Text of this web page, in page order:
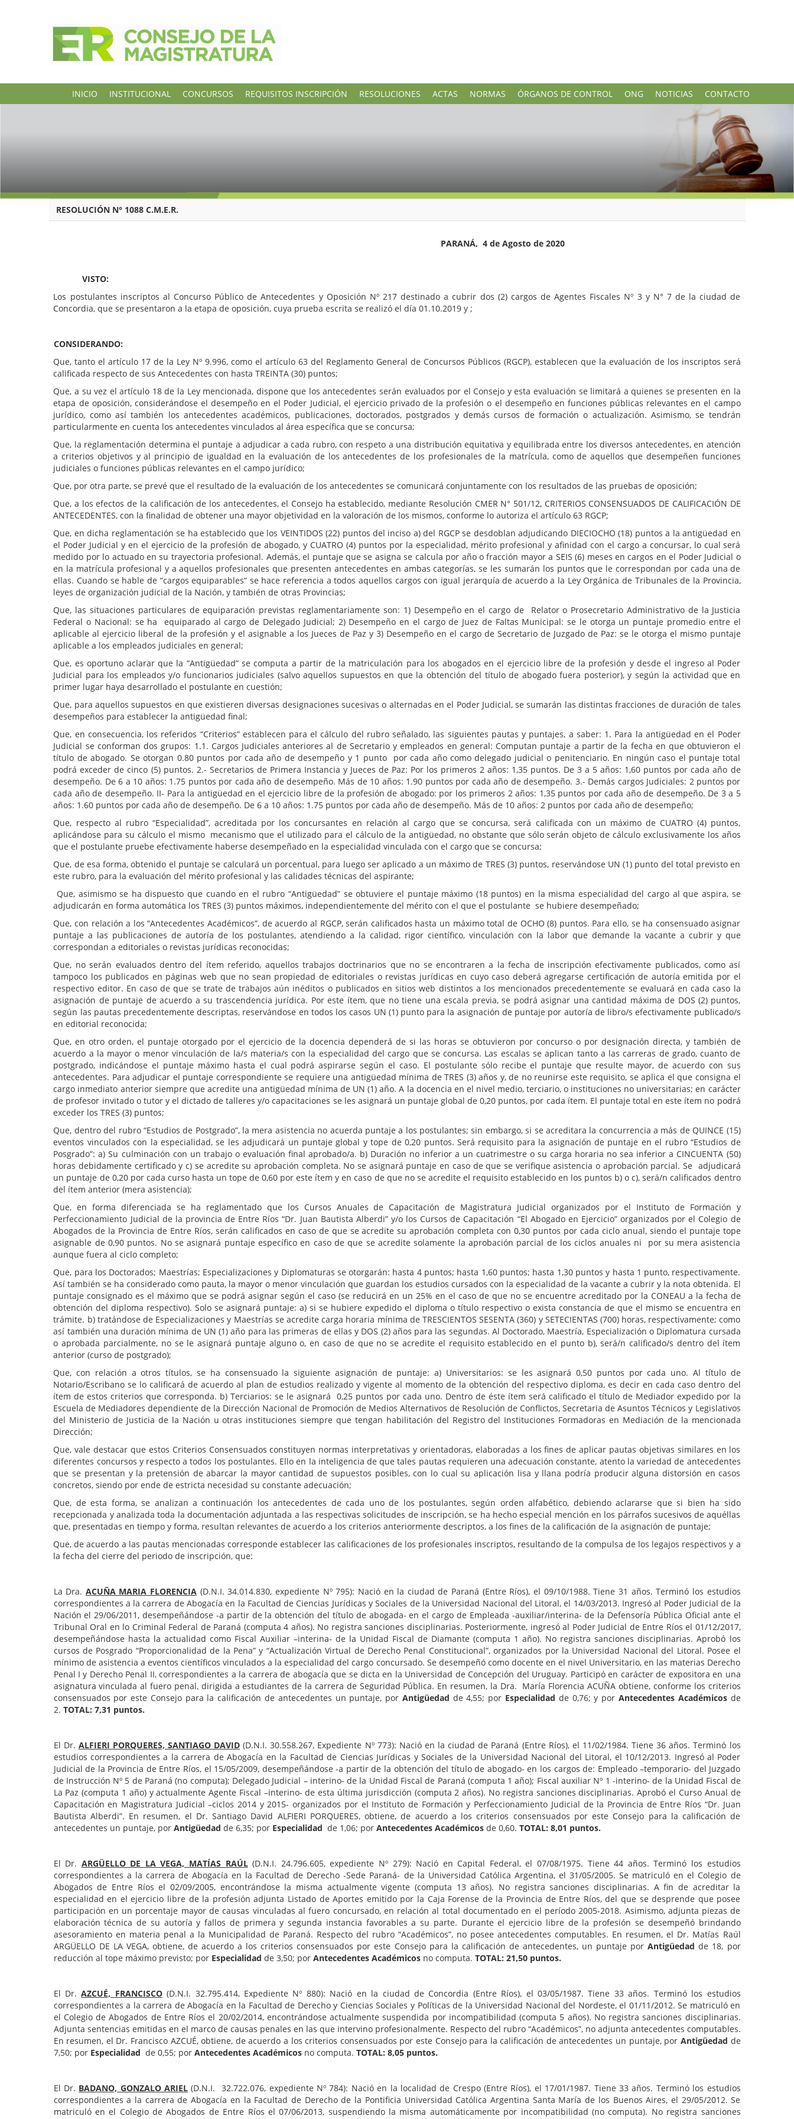
INICIO INSTITUCIONAL CONCURSOS REQUISITOS INSCRIPCIÓN RESOLUCIONES ACTAS NORMAS ÓRGANOS DE CONTROL ONG NOTICIAS CONTACTO
RESOLUCIÓN N° 1088 C.M.E.R.
PARANÁ, 4 de Agosto de 2020
VISTO:
Los postulantes inscriptos al Concurso Público de Antecedentes y Oposición Nº 217 destinado a cubrir dos (2) cargos de Agentes Fiscales Nº 3 y N° 7 de la ciudad de
Concordia, que se presentaron a la etapa de oposición, cuya prueba escrita se realizó el día 01.10.2019 y ;
CONSIDERANDO:
Que, tanto el artículo 17 de la Ley Nº 9.996, como el artículo 63 del Reglamento General de Concursos Públicos (RGCP), establecen que la evaluación de los inscriptos será
calificada respecto de sus Antecedentes con hasta TREINTA (30) puntos;
Que, a su vez el artículo 18 de la Ley mencionada, dispone que los antecedentes serán evaluados por el Consejo y esta evaluación se limitará a quienes se presenten en la
etapa de oposición, considerándose el desempeño en el Poder Judicial, el ejercicio privado de la profesión o el desempeño en funciones públicas relevantes en el campo
jurídico, como así también los antecedentes académicos, publicaciones, doctorados, postgrados y demás cursos de formación o actualización. Asimismo, se tendrán
particularmente en cuenta los antecedentes vinculados al área específica que se concursa;
Que, la reglamentación determina el puntaje a adjudicar a cada rubro, con respeto a una distribución equitativa y equilibrada entre los diversos antecedentes, en atención
a criterios objetivos y al principio de igualdad en la evaluación de los antecedentes de los profesionales de la matrícula, como de aquellos que desempeñen funciones
judiciales o funciones públicas relevantes en el campo jurídico;
Que, por otra parte, se prevé que el resultado de la evaluación de los antecedentes se comunicará conjuntamente con los resultados de las pruebas de oposición;
Que, a los efectos de la calificación de los antecedentes, el Consejo ha establecido, mediante Resolución CMER N° 501/12, CRITERIOS CONSENSUADOS DE CALIFICACIÓN DE
ANTECEDENTES, con la finalidad de obtener una mayor objetividad en la valoración de los mismos, conforme lo autoriza el artículo 63 RGCP;
Que, en dicha reglamentación se ha establecido que los VEINTIDOS (22) puntos del inciso a) del RGCP se desdoblan adjudicando DIECIOCHO (18) puntos a la antigüedad en
el Poder Judicial y en el ejercicio de la profesión de abogado, y CUATRO (4) puntos por la especialidad, mérito profesional y afinidad con el cargo a concursar, lo cual será
medido por lo actuado en su trayectoria profesional. Además, el puntaje que se asigna se calcula por año o fracción mayor a SEIS (6) meses en cargos en el Poder Judicial o
en la matrícula profesional y a aquellos profesionales que presenten antecedentes en ambas categorías, se les sumarán los puntos que le correspondan por cada una de
ellas. Cuando se hable de “cargos equiparables” se hace referencia a todos aquellos cargos con igual jerarquía de acuerdo a la Ley Orgánica de Tribunales de la Provincia,
leyes de organización judicial de la Nación, y también de otras Provincias;
Que, las situaciones particulares de equiparación previstas reglamentariamente son: 1) Desempeño en el cargo de Relator o Prosecretario Administrativo de la Justicia
Federal o Nacional: se ha equiparado al cargo de Delegado Judicial; 2) Desempeño en el cargo de Juez de Faltas Municipal: se le otorga un puntaje promedio entre el
aplicable al ejercicio liberal de la profesión y el asignable a los Jueces de Paz y 3) Desempeño en el cargo de Secretario de Juzgado de Paz: se le otorga el mismo puntaje
aplicable a los empleados judiciales en general;
Que, es oportuno aclarar que la “Antigüedad” se computa a partir de la matriculación para los abogados en el ejercicio libre de la profesión y desde el ingreso al Poder
Judicial para los empleados y/o funcionarios judiciales (salvo aquellos supuestos en que la obtención del título de abogado fuera posterior), y según la actividad que en
primer lugar haya desarrollado el postulante en cuestión;
Que, para aquellos supuestos en que existieren diversas designaciones sucesivas o alternadas en el Poder Judicial, se sumarán las distintas fracciones de duración de tales
desempeños para establecer la antigüedad final;
Que, en consecuencia, los referidos “Criterios” establecen para el cálculo del rubro señalado, las siguientes pautas y puntajes, a saber: 1. Para la antigüedad en el Poder
Judicial se conforman dos grupos: 1.1. Cargos Judiciales anteriores al de Secretario y empleados en general: Computan puntaje a partir de la fecha en que obtuvieron el
título de abogado. Se otorgan 0.80 puntos por cada año de desempeño y 1 punto por cada año como delegado judicial o penitenciario. En ningún caso el puntaje total
podrá exceder de cinco (5) puntos. 2.- Secretarios de Primera Instancia y Jueces de Paz: Por los primeros 2 años: 1,35 puntos. De 3 a 5 años: 1,60 puntos por cada año de
desempeño. De 6 a 10 años: 1.75 puntos por cada año de desempeño. Más de 10 años: 1.90 puntos por cada año de desempeño. 3.- Demás cargos Judiciales: 2 puntos por
cada año de desempeño. II- Para la antigüedad en el ejercicio libre de la profesión de abogado: por los primeros 2 años: 1,35 puntos por cada año de desempeño. De 3 a 5
años: 1.60 puntos por cada año de desempeño. De 6 a 10 años: 1.75 puntos por cada año de desempeño. Más de 10 años: 2 puntos por cada año de desempeño;
Que, respecto al rubro “Especialidad”, acreditada por los concursantes en relación al cargo que se concursa, será calificada con un máximo de CUATRO (4) puntos,
aplicándose para su cálculo el mismo mecanismo que el utilizado para el cálculo de la antigüedad, no obstante que sólo serán objeto de cálculo exclusivamente los años
que el postulante pruebe efectivamente haberse desempeñado en la especialidad vinculada con el cargo que se concursa;
Que, de esa forma, obtenido el puntaje se calculará un porcentual, para luego ser aplicado a un máximo de TRES (3) puntos, reservándose UN (1) punto del total previsto en
este rubro, para la evaluación del mérito profesional y las calidades técnicas del aspirante;
Que, asimismo se ha dispuesto que cuando en el rubro “Antigüedad” se obtuviere el puntaje máximo (18 puntos) en la misma especialidad del cargo al que aspira, se
adjudicarán en forma automática los TRES (3) puntos máximos, independientemente del mérito con el que el postulante se hubiere desempeñado;
Que, con relación a los “Antecedentes Académicos”, de acuerdo al RGCP, serán calificados hasta un máximo total de OCHO (8) puntos. Para ello, se ha consensuado asignar
puntaje a las publicaciones de autoría de los postulantes, atendiendo a la calidad, rigor científico, vinculación con la labor que demande la vacante a cubrir y que
correspondan a editoriales o revistas jurídicas reconocidas;
Que, no serán evaluados dentro del ítem referido, aquellos trabajos doctrinarios que no se encontraren a la fecha de inscripción efectivamente publicados, como así
tampoco los publicados en páginas web que no sean propiedad de editoriales o revistas jurídicas en cuyo caso deberá agregarse certificación de autoría emitida por el
respectivo editor. En caso de que se trate de trabajos aún inéditos o publicados en sitios web distintos a los mencionados precedentemente se evaluará en cada caso la
asignación de puntaje de acuerdo a su trascendencia jurídica. Por este ítem, que no tiene una escala previa, se podrá asignar una cantidad máxima de DOS (2) puntos,
según las pautas precedentemente descriptas, reservándose en todos los casos UN (1) punto para la asignación de puntaje por autoría de libro/s efectivamente publicado/s
en editorial reconocida;
Que, en otro orden, el puntaje otorgado por el ejercicio de la docencia dependerá de si las horas se obtuvieron por concurso o por designación directa, y también de
acuerdo a la mayor o menor vinculación de la/s materia/s con la especialidad del cargo que se concursa. Las escalas se aplican tanto a las carreras de grado, cuanto de
postgrado, indicándose el puntaje máximo hasta el cual podrá aspirarse según el caso. El postulante sólo recibe el puntaje que resulte mayor, de acuerdo con sus
antecedentes. Para adjudicar el puntaje correspondiente se requiere una antigüedad mínima de TRES (3) años y, de no reunirse este requisito, se aplica el que consigna el
cargo inmediato anterior siempre que acredite una antigüedad mínima de UN (1) año. A la docencia en el nivel medio, terciario, o instituciones no universitarias; en carácter
de profesor invitado o tutor y el dictado de talleres y/o capacitaciones se les asignará un puntaje global de 0,20 puntos, por cada ítem. El puntaje total en este ítem no podrá
exceder los TRES (3) puntos;
Que, dentro del rubro “Estudios de Postgrado”, la mera asistencia no acuerda puntaje a los postulantes; sin embargo, si se acreditara la concurrencia a más de QUINCE (15)
eventos vinculados con la especialidad, se les adjudicará un puntaje global y tope de 0,20 puntos. Será requisito para la asignación de puntaje en el rubro “Estudios de
Posgrado”: a) Su culminación con un trabajo o evaluación final aprobado/a. b) Duración no inferior a un cuatrimestre o su carga horaria no sea inferior a CINCUENTA (50)
horas debidamente certificado y c) se acredite su aprobación completa. No se asignará puntaje en caso de que se verifique asistencia o aprobación parcial. Se adjudicará
un puntaje de 0,20 por cada curso hasta un tope de 0,60 por este ítem y en caso de que no se acredite el requisito establecido en los puntos b) o c), será/n calificados dentro
del ítem anterior (mera asistencia);
Que, en forma diferenciada se ha reglamentado que los Cursos Anuales de Capacitación de Magistratura Judicial organizados por el Instituto de Formación y
Perfeccionamiento Judicial de la provincia de Entre Ríos “Dr. Juan Bautista Alberdi” y/o los Cursos de Capacitación “El Abogado en Ejercicio” organizados por el Colegio de
Abogados de la Provincia de Entre Ríos, serán calificados en caso de que se acredite su aprobación completa con 0,30 puntos por cada ciclo anual, siendo el puntaje tope
asignable de 0,90 puntos. No se asignará puntaje específico en caso de que se acredite solamente la aprobación parcial de los ciclos anuales ni por su mera asistencia
aunque fuera al ciclo completo;
Que, para los Doctorados; Maestrías; Especializaciones y Diplomaturas se otorgarán: hasta 4 puntos; hasta 1,60 puntos; hasta 1,30 puntos y hasta 1 punto, respectivamente.
Así también se ha considerado como pauta, la mayor o menor vinculación que guardan los estudios cursados con la especialidad de la vacante a cubrir y la nota obtenida. El
puntaje consignado es el máximo que se podrá asignar según el caso (se reducirá en un 25% en el caso de que no se encuentre acreditado por la CONEAU a la fecha de
obtención del diploma respectivo). Solo se asignará puntaje: a) si se hubiere expedido el diploma o título respectivo o exista constancia de que el mismo se encuentra en
trámite. b) tratándose de Especializaciones y Maestrías se acredite carga horaria mínima de TRESCIENTOS SESENTA (360) y SETECIENTAS (700) horas, respectivamente; como
así también una duración mínima de UN (1) año para las primeras de ellas y DOS (2) años para las segundas. Al Doctorado, Maestría, Especialización o Diplomatura cursada
o aprobada parcialmente, no se le asignará puntaje alguno o, en caso de que no se acredite el requisito establecido en el punto b), será/n calificado/s dentro del ítem
anterior (curso de postgrado);
Que, con relación a otros títulos, se ha consensuado la siguiente asignación de puntaje: a) Universitarios: se les asignará 0,50 puntos por cada uno. Al título de
Notario/Escribano se lo calificará de acuerdo al plan de estudios realizado y vigente al momento de la obtención del respectivo diploma, es decir en cada caso dentro del
ítem de estos criterios que corresponda. b) Terciarios: se le asignará 0,25 puntos por cada uno. Dentro de éste ítem será calificado el título de Mediador expedido por la
Escuela de Mediadores dependiente de la Dirección Nacional de Promoción de Medios Alternativos de Resolución de Conflictos, Secretaria de Asuntos Técnicos y Legislativos
del Ministerio de Justicia de la Nación u otras instituciones siempre que tengan habilitación del Registro del Instituciones Formadoras en Mediación de la mencionada
Dirección;
Que, vale destacar que estos Criterios Consensuados constituyen normas interpretativas y orientadoras, elaboradas a los fines de aplicar pautas objetivas similares en los
diferentes concursos y respecto a todos los postulantes. Ello en la inteligencia de que tales pautas requieren una adecuación constante, atento la variedad de antecedentes
que se presentan y la pretensión de abarcar la mayor cantidad de supuestos posibles, con lo cual su aplicación lisa y llana podría producir alguna distorsión en casos
concretos, siendo por ende de estricta necesidad su constante adecuación;
Que, de esta forma, se analizan a continuación los antecedentes de cada uno de los postulantes, según orden alfabético, debiendo aclararse que si bien ha sido
recepcionada y analizada toda la documentación adjuntada a las respectivas solicitudes de inscripción, se ha hecho especial mención en los párrafos sucesivos de aquéllas
que, presentadas en tiempo y forma, resultan relevantes de acuerdo a los criterios anteriormente descriptos, a los fines de la calificación de la asignación de puntaje;
Que, de acuerdo a las pautas mencionadas corresponde establecer las calificaciones de los profesionales inscriptos, resultando de la compulsa de los legajos respectivos y a
la fecha del cierre del periodo de inscripción, que:
La Dra. ACUÑA MARIA FLORENCIA (D.N.I. 34.014.830, expediente Nº 795): Nació en la ciudad de Paraná (Entre Ríos), el 09/10/1988. Tiene 31 años. Terminó los estudios
correspondientes a la carrera de Abogacía en la Facultad de Ciencias Jurídicas y Sociales de la Universidad Nacional del Litoral, el 14/03/2013. Ingresó al Poder Judicial de la
Nación el 29/06/2011, desempeñándose -a partir de la obtención del título de abogada- en el cargo de Empleada -auxiliar/interina- de la Defensoría Pública Oficial ante el
Tribunal Oral en lo Criminal Federal de Paraná (computa 4 años). No registra sanciones disciplinarias. Posteriormente, ingresó al Poder Judicial de Entre Ríos el 01/12/2017,
desempeñándose hasta la actualidad como Fiscal Auxiliar –interina- de la Unidad Fiscal de Diamante (computa 1 año). No registra sanciones disciplinarias. Aprobó los
cursos de Posgrado “Proporcionalidad de la Pena” y “Actualización Virtual de Derecho Penal Constitucional”, organizados por la Universidad Nacional del Litoral. Posee el
mínimo de asistencia a eventos científicos vinculados a la especialidad del cargo concursado. Se desempeñó como docente en el nivel Universitario, en las materias Derecho
Penal I y Derecho Penal II, correspondientes a la carrera de abogacía que se dicta en la Universidad de Concepción del Uruguay. Participó en carácter de expositora en una
asignatura vinculada al fuero penal, dirigida a estudiantes de la carrera de Seguridad Pública. En resumen, la Dra. María Florencia ACUÑA obtiene, conforme los criterios
consensuados por este Consejo para la calificación de antecedentes un puntaje, por Antigüedad de 4,55; por Especialidad de 0,76; y por Antecedentes Académicos de
2. TOTAL: 7,31 puntos.
El Dr. ALFIERI PORQUERES, SANTIAGO DAVID (D.N.I. 30.558.267, Expediente Nº 773): Nació en la ciudad de Paraná (Entre Ríos), el 11/02/1984. Tiene 36 años. Terminó los
estudios correspondientes a la carrera de Abogacía en la Facultad de Ciencias Jurídicas y Sociales de la Universidad Nacional del Litoral, el 10/12/2013. Ingresó al Poder
Judicial de la Provincia de Entre Ríos, el 15/05/2009, desempeñándose -a partir de la obtención del título de abogado- en los cargos de: Empleado –temporario- del Juzgado
de Instrucción Nº 5 de Paraná (no computa); Delegado Judicial – interino- de la Unidad Fiscal de Paraná (computa 1 año); Fiscal auxiliar Nº 1 -interino- de la Unidad Fiscal de
La Paz (computa 1 año) y actualmente Agente Fiscal –interino- de esta última jurisdicción (computa 2 años). No registra sanciones disciplinarias. Aprobó el Curso Anual de
Capacitación en Magistratura Judicial –ciclos 2014 y 2015- organizados por el Instituto de Formación y Perfeccionamiento Judicial de la Provincia de Entre Ríos “Dr. Juan
Bautista Alberdi”. En resumen, el Dr. Santiago David ALFIERI PORQUERES, obtiene, de acuerdo a los criterios consensuados por este Consejo para la calificación de
antecedentes un puntaje, por Antigüedad de 6,35; por Especialidad de 1,06; por Antecedentes Académicos de 0,60. TOTAL: 8,01 puntos.
El Dr. ARGÜELLO DE LA VEGA, MATÍAS RAÚL(D.N.I. 24.796.605, expediente Nº 279): Nació en Capital Federal, el 07/08/1975. Tiene 44 años. Terminó los estudios
correspondientes a la carrera de Abogacía en la Facultad de Derecho -Sede Paraná- de la Universidad Católica Argentina, el 31/05/2005. Se matriculó en el Colegio de
Abogados de Entre Ríos el 02/09/2005, encontrándose la misma actualmente vigente (computa 13 años). No registra sanciones disciplinarias. A fin de acreditar la
especialidad en el ejercicio libre de la profesión adjunta Listado de Aportes emitido por la Caja Forense de la Provincia de Entre Ríos, del que se desprende que posee
participación en un porcentaje mayor de causas vinculadas al fuero concursado, en relación al total documentado en el período 2005-2018. Asimismo, adjunta piezas de
elaboración técnica de su autoría y fallos de primera y segunda instancia favorables a su parte. Durante el ejercicio libre de la profesión se desempeñó brindando
asesoramiento en materia penal a la Municipalidad de Paraná. Respecto del rubro “Académicos”, no posee antecedentes computables. En resumen, el Dr. Matías Raúl
ARGÜELLO DE LA VEGA, obtiene, de acuerdo a los criterios consensuados por este Consejo para la calificación de antecedentes, un puntaje porAntigüedad de 18, por
reducción al tope máximo previsto; por Especialidad de 3,50; por Antecedentes Académicos no computa. TOTAL: 21,50 puntos.
El Dr.AZCUÉ, FRANCISCO (D.N.I. 32.795.414, Expediente Nº 880): Nació en la ciudad de Concordia (Entre Ríos), el 03/05/1987. Tiene 33 años. Terminó los estudios
correspondientes a la carrera de Abogacía en la Facultad de Derecho y Ciencias Sociales y Políticas de la Universidad Nacional del Nordeste, el 01/11/2012. Se matriculó en
el Colegio de Abogados de Entre Ríos el 20/02/2014, encontrándose actualmente suspendida por incompatibilidad (computa 5 años). No registra sanciones disciplinarias.
Adjunta sentencias emitidas en el marco de causas penales en las que intervino profesionalmente. Respecto del rubro “Académicos”, no adjunta antecedentes computables.
En resumen, el Dr. Francisco AZCUÉ, obtiene, de acuerdo a los criterios consensuados por este Consejo para la calificación de antecedentes un puntaje, por Antigüedad de
7,50; por Especialidad de 0,55; por Antecedentes Académicos no computa. TOTAL: 8,05 puntos.
El Dr. BADANO, GONZALO ARIEL (D.N.I. 32.722.076, expediente Nº 784): Nació en la localidad de Crespo (Entre Ríos), el 17/01/1987. Tiene 33 años. Terminó los estudios
correspondientes a la carrera de Abogacía en la Facultad de Derecho de la Pontificia Universidad Católica Argentina Santa María de los Buenos Aires, el 29/05/2012. Se
matriculó en el Colegio de Abogados de Entre Ríos el 07/06/2013, suspendiendo la misma automáticamente por incompatibilidad (no computa). No registra sanciones